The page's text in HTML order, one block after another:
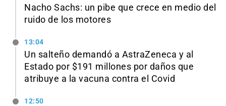
Nacho Sachs: un pibe que crece en medio del
ruido de los motores
13:04
Un salteño demandó a AstraZeneca y al
Estado por $191 millones por daños que
atribuye a la vacuna contra el Covid
12:50